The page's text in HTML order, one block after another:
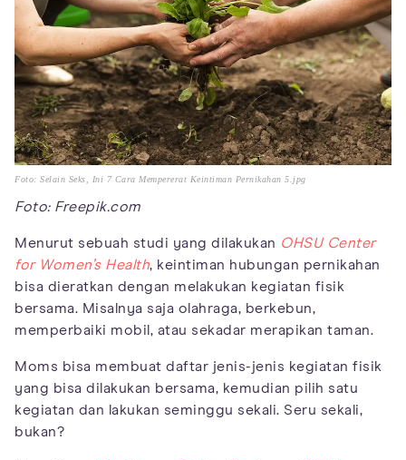
Foto: Selain Seks, Ini 7 Cara Mempererat Keintiman Pernikahan 5.jpg
Foto: Freepik.com
Menurut sebuah studi yang dilakukan OHSU Center
for Women’s Health, keintiman hubungan pernikahan
bisa dieratkan dengan melakukan kegiatan fisik
bersama. Misalnya saja olahraga, berkebun,
memperbaiki mobil, atau sekadar merapikan taman.
Moms bisa membuat daftar jenis-jenis kegiatan fisik
yang bisa dilakukan bersama, kemudian pilih satu
kegiatan dan lakukan seminggu sekali. Seru sekali,
bukan?